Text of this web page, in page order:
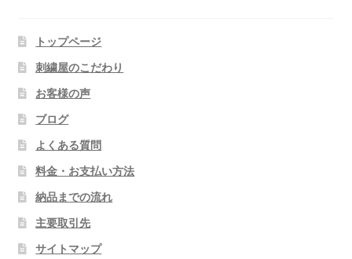
トップページ
刺繍屋のこだわり
お客様の声
ブログ
よくある質問
料金・お支払い方法
納品までの流れ
主要取引先
サイトマップ